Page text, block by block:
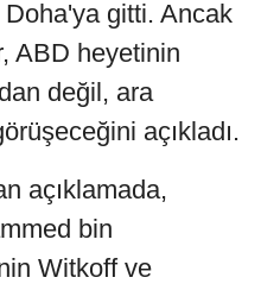
Doha'ya gitti. Ancak
ABD heyetinin
değil, ara
açıkladı.
açıklamada,
bin
Witkoff ve